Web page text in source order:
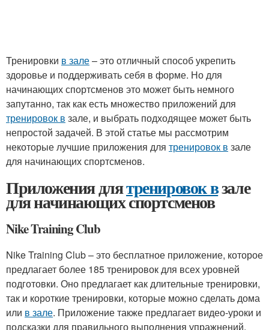
Тренировки в зале– это отличный способ укрепить
здоровье и поддерживать себя в форме. Но для
начинающих спортсменов это может быть немного
запутанно, так как есть множество приложений для
тренировок в зале, и выбрать подходящее может быть
непростой задачей. В этой статье мы рассмотрим
некоторые лучшие приложения для тренировок в зале
для начинающих спортсменов.
Приложения длятренировок взале
для начинающих спортсменов
Nike Training Club
Nike Training Club – это бесплатное приложение, которое
предлагает более 185 тренировок для всех уровней
подготовки. Оно предлагает как длительные тренировки,
так и короткие тренировки, которые можно сделать дома
или в зале. Приложение также предлагает видео-уроки и
подсказки для правильного выполнения упражнений.